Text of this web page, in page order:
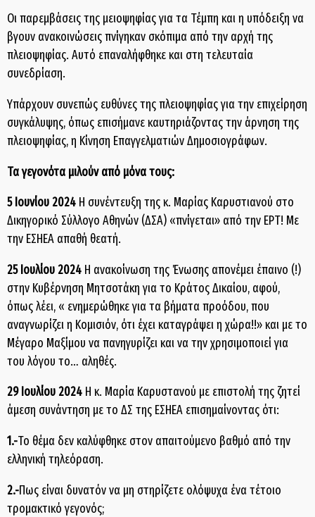
Οι παρεμβάσεις της μειοψηφίας για τα Τέμπη και η υπόδειξη να
βγουν ανακοινώσεις πνίγηκαν σκόπιμα από την αρχή της
πλειοψηφίας. Αυτό επαναλήφθηκε και στη τελευταία
συνεδρίαση.
Υπάρχουν συνεπώς ευθύνες της πλειοψηφίας για την επιχείρηση
συγκάλυψης, όπως επισήμανε καυτηριάζοντας την άρνηση της
πλειοψηφίας, η Κίνηση Επαγγελματιών Δημοσιογράφων.
Τα γεγονότα μιλούν από μόνα τους:
5 Ιουνίου 2024 Η συνέντευξη της κ. Μαρίας Καρυστιανού στο
Δικηγορικό Σύλλογο Αθηνών (ΔΣΑ) «πνίγεται» από την ΕΡΤ! Με
την ΕΣΗΕΑ απαθή θεατή.
25 Ιουλίου 2024 Η ανακοίνωση της Ένωσης απονέμει έπαινο (!)
στην Κυβέρνηση Μητσοτάκη για το Κράτος Δικαίου, αφού,
όπως λέει, « ενημερώθηκε για τα βήματα προόδου, που
αναγνωρίζει η Κομισιόν, ότι έχει καταγράψει η χώρα!!» και με το
Μέγαρο Μαξίμου να πανηγυρίζει και να την χρησιμοποιεί για
του λόγου το… αληθές.
29 Ιουλίου 2024 Η κ. Μαρία Καρυστανού με επιστολή της ζητεί
άμεση συνάντηση με το ΔΣ της ΕΣΗΕΑ επισημαίνοντας ότι:
1.-Το θέμα δεν καλύφθηκε στον απαιτούμενο βαθμό από την
ελληνική τηλεόραση.
2.-Πως είναι δυνατόν να μη στηρίζετε ολόψυχα ένα τέτοιο
τρομακτικό γεγονός;